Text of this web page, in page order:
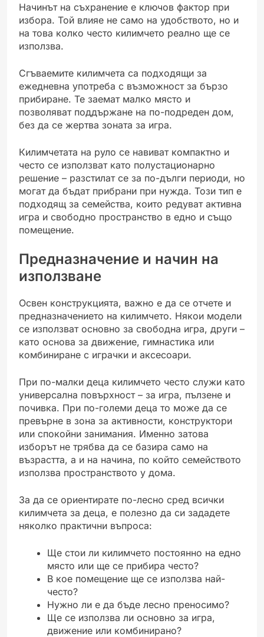
Начинът на съхранение е ключов фактор при
избора. Той влияе не само на удобството, но и
на това колко често килимчето реално ще се
използва.
Сгъваемите килимчета са подходящи за
ежедневна употреба с възможност за бързо
прибиране. Те заемат малко място и
позволяват поддържане на по-подреден дом,
без да се жертва зоната за игра.
Килимчетата на руло се навиват компактно и
често се използват като полустационарно
решение – разстилат се за по-дълги периоди, но
могат да бъдат прибрани при нужда. Този тип е
подходящ за семейства, които редуват активна
игра и свободно пространство в едно и също
помещение.
Предназначение и начин на
използване
Освен конструкцията, важно е да се отчете и
предназначението на килимчето. Някои модели
се използват основно за свободна игра, други –
като основа за движение, гимнастика или
комбиниране с играчки и аксесоари.
При по-малки деца килимчето често служи като
универсална повърхност – за игра, пълзене и
почивка. При по-големи деца то може да се
превърне в зона за активности, конструктори
или спокойни занимания. Именно затова
изборът не трябва да се базира само на
възрастта, а и на начина, по който семейството
използва пространството у дома.
За да се ориентирате по-лесно сред всички
килимчета за деца, е полезно да си зададете
няколко практични въпроса:
Ще стои ли килимчето постоянно на едно
място или ще се прибира често?
В кое помещение ще се използва най-
често?
Нужно ли е да бъде лесно преносимо?
Ще се използва ли основно за игра,
движение или комбинирано?